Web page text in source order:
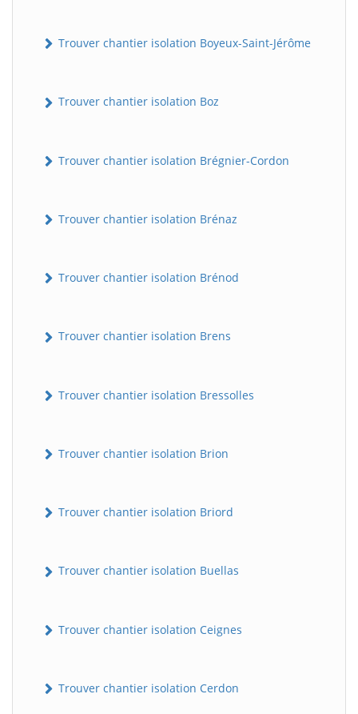
Trouver chantier isolation Boyeux-Saint-Jérôme
Trouver chantier isolation Boz
Trouver chantier isolation Brégnier-Cordon
Trouver chantier isolation Brénaz
Trouver chantier isolation Brénod
Trouver chantier isolation Brens
Trouver chantier isolation Bressolles
Trouver chantier isolation Brion
Trouver chantier isolation Briord
Trouver chantier isolation Buellas
Trouver chantier isolation Ceignes
Trouver chantier isolation Cerdon